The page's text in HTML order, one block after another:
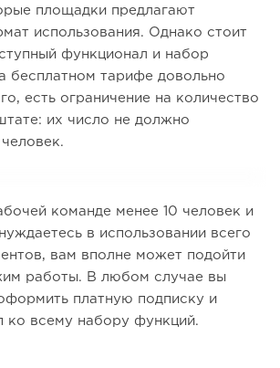
площадки предлагают
использования. Однако стоит
функционал и набор
бесплатном тарифе довольно
есть ограничение на количество
их число не должно
команде менее 10 человек и
в использовании всего
вам вполне может подойти
работы. В любом случае вы
платную подписку и
ко всему набору функций.